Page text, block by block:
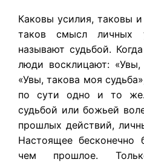
Каковы усилия, таковы
таков смысл
называют судьбой.
люди восклицают: «Увы,
«Увы, такова моя
по сути одно и то же.
судьбой или божьей
прошлых действий,
Настоящее бесконечно
чем прошлое.